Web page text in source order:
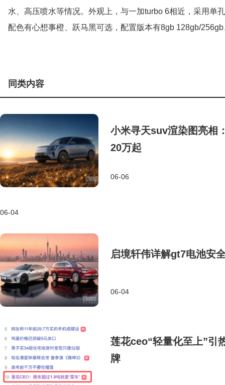
水、高压喷水等情况。外观上，与一加turbo 6相近，采用单
配色有心想事橙、跃马黑可选，配置版本有8gb 128gb/
同类内容
小米寻天suv渲染图亮相
20万起
06-06
06-04
启境轩伟详解gt7电池安
06-04
莲花ceo“轻量化至上”引
牌